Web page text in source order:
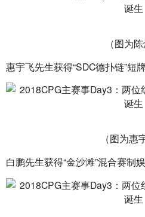
（图为陈
惠宇飞先生获得“SDC德扑链”短
（图为惠
白鹏先生获得“金沙滩”混合赛制